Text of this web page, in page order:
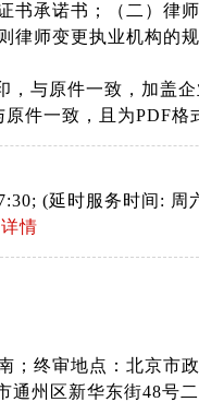
书承诺书；（二）律
律师变更执业机构的
与原件一致，加盖企
件一致，且为PDF格
(延时服务时间: 周
情
；终审地点：北京市
州区新华东街48号